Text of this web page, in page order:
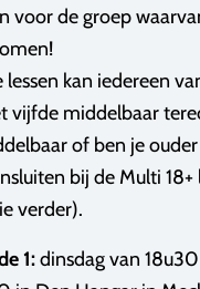
voor de groep
lessen kan iedereen
vijfde middelbaar
of ben je ouder
bij de Multi 18+
verder).
1:dinsdag van